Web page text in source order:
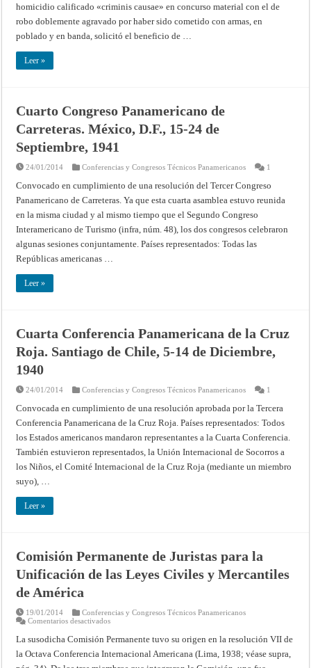
homicidio calificado «criminis causae» en concurso material con el de
robo doblemente agravado por haber sido cometido con armas, en
poblado y en banda, solicitó el beneficio de …
Leer »
Cuarto Congreso Panamericano de
Carreteras. México, D.F., 15-24 de
Septiembre, 1941
24/01/2014 Conferencias y Congresos Técnicos Panamericanos 1
Convocado en cumplimiento de una resolución del Tercer Congreso
Panamericano de Carreteras. Ya que esta cuarta asamblea estuvo reunida
en la misma ciudad y al mismo tiempo que el Segundo Congreso
Interamericano de Turismo (infra, núm. 48), los dos congresos celebraron
algunas sesiones conjuntamente. Países representados: Todas las
Repúblicas americanas …
Leer »
Cuarta Conferencia Panamericana de la Cruz
Roja. Santiago de Chile, 5-14 de Diciembre,
1940
24/01/2014 Conferencias y Congresos Técnicos Panamericanos 1
Convocada en cumplimiento de una resolución aprobada por la Tercera
Conferencia Panamericana de la Cruz Roja. Países representados: Todos
los Estados americanos mandaron representantes a la Cuarta Conferencia.
También estuvieron representados, la Unión Internacional de Socorros a
los Niños, el Comité Internacional de la Cruz Roja (mediante un miembro
suyo), …
Leer »
Comisión Permanente de Juristas para la
Unificación de las Leyes Civiles y Mercantiles
de América
19/01/2014
Conferencias y Congresos Técnicos Panamericanos
Comentarios desactivadosen
Permanente
de
Juristas
La susodicha Comisión Permanente tuvo su origen en la resolución VII de
la Octava Conferencia Internacional Americana (Lima, 1938; véase supra,